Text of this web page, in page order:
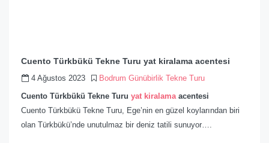
Cuento Türkbükü Tekne Turu yat kiralama acentesi
4 Ağustos 2023
Bodrum Günübirlik Tekne Turu
Cuento Türkbükü Tekne Turu yat kiralamaacentesi
Cuento Türkbükü Tekne Turu, Ege’nin en güzel koylarından biri
olan Türkbükü’nde unutulmaz bir deniz tatili sunuyor….